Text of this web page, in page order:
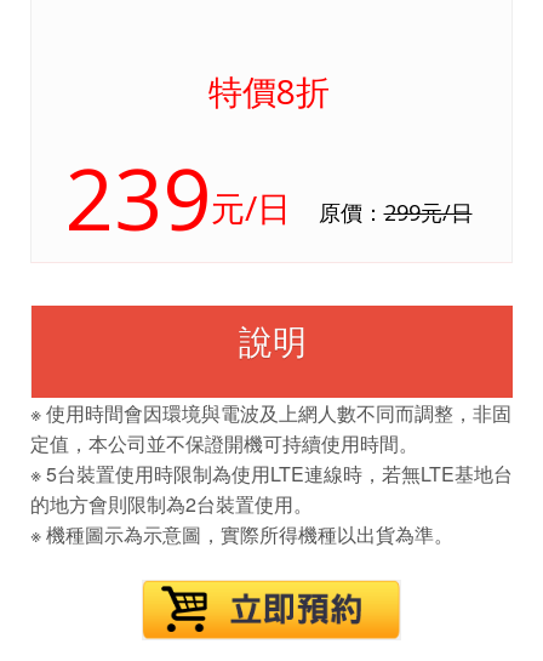
特價8折
239元/日 原價：299元/日
說明
※ 使用時間會因環境與電波及上網人數不同而調整，非固
定值，本公司並不保證開機可持續使用時間。
※ 5台裝置使用時限制為使用LTE連線時，若無LTE基地台
的地方會則限制為2台裝置使用。
※ 機種圖示為示意圖，實際所得機種以出貨為準。